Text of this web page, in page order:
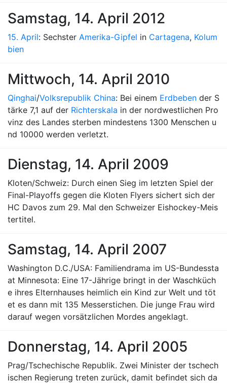
Samstag, 14. April 2012
15. April: Sechster Amerika-Gipfel in Cartagena, Kolum
bien
Mittwoch, 14. April 2010
Qinghai/Volksrepublik China: Bei einem Erdbeben der S
tärke 7,1 auf der Richterskala in der nordwestlichen Pro
vinz des Landes sterben mindestens 1300 Menschen u
nd 10000 werden verletzt.
Dienstag, 14. April 2009
Kloten/Schweiz: Durch einen Sieg im letzten Spiel der
Final-Playoffs gegen die Kloten Flyers sichert sich der
HC Davos zum 29. Mal den Schweizer Eishockey-Meis
tertitel.
Samstag, 14. April 2007
Washington D.C./USA: Familiendrama im US-Bundessta
at Minnesota: Eine 17-Jährige bringt in der Waschküch
e ihres Elternhauses heimlich ein Kind zur Welt und töt
et es dann mit 135 Messerstichen. Die junge Frau wird
darauf wegen vorsätzlichen Mordes angeklagt.
Donnerstag, 14. April 2005
Prag/Tschechische Republik. Zwei Minister der tschech
ischen Regierung treten zurück, damit befindet sich da